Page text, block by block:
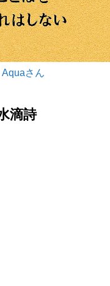
さん
滴詩